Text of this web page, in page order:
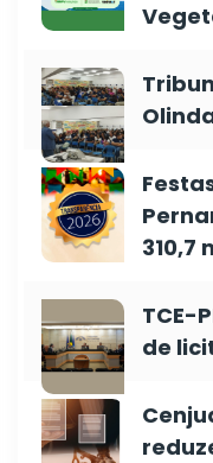
310,7
TCE-
de